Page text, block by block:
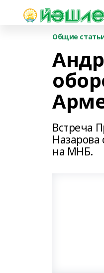
Общие
Встреча
на МНБ.